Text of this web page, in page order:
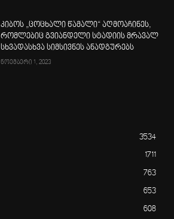
კიბოს „ცოცხალი წამალი“ აღმოაჩინეს,
რომლებიც გვიანდელი სტადიის მრავალ
სხვადასხვა სიმსივნეს ანადგურებს
ნოემბერი 1, 2023
3534
1711
763
653
608